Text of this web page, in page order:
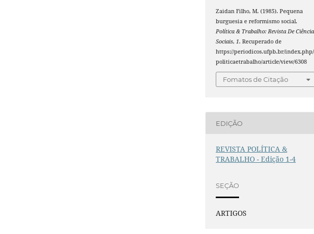
Zaidan Filho, M. (1985). Pequena
burguesia e reformismo social.
Política & Trabalho: Revista De
Sociais,1. Recuperado de
https://periodicos.ufpb.br/index.php/
politicaetrabalho/article/view/6308
Fomatos de Citação
EDIÇÃO
REVISTA POLÍTICA &
TRABALHO - Edição 1-4
SEÇÃO
ARTIGOS